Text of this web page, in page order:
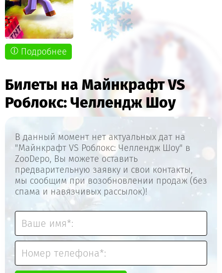
Подробнее
Билеты на Майнкрафт VS
Роблокс: Челлендж Шоу
В данный момент нет актуальных дат на
"Майнкрафт VS Роблокс: Челлендж Шоу" в
ZooDepo, Вы можете оставить
предварительную заявку и свои контакты,
мы сообщим при возобновлении продаж (без
спама и навязчивых рассылок)!
Ваше имя*:
Номер телефона*: